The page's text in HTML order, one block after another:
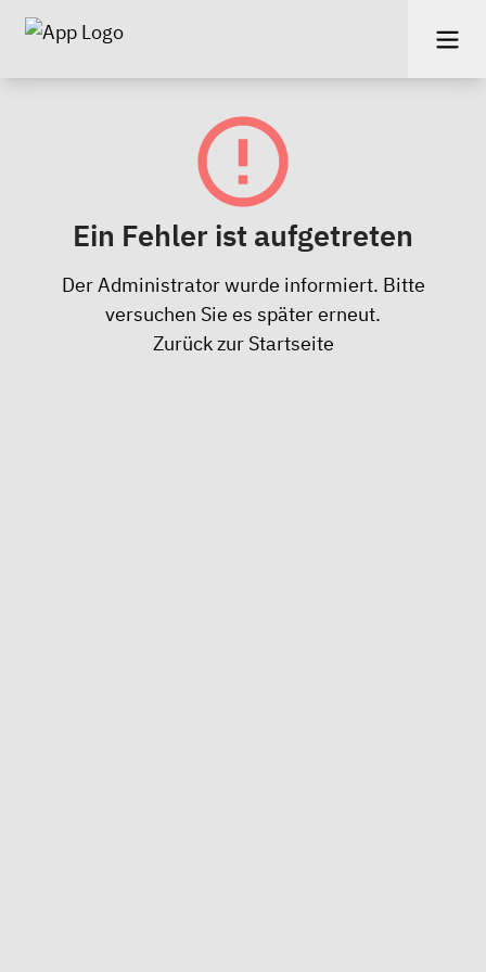
Ein Fehler ist aufgetreten
Der Administrator wurde informiert. Bitte
versuchen Sie es später erneut.
Zurück zur Startseite